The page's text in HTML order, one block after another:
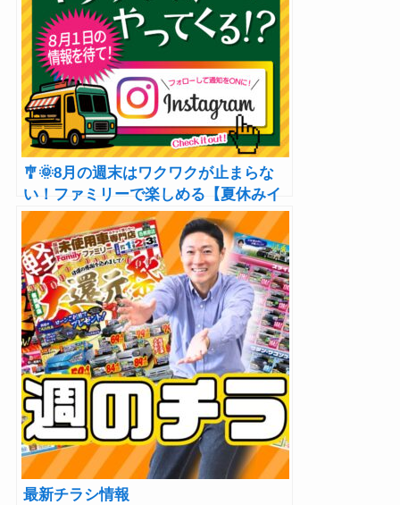
🎐🌞8月の週末はワクワクが止まらな
い！ファミリーで楽しめる【夏休みイ
ベント】開催🍧🍽️🚚
最新チラシ情報